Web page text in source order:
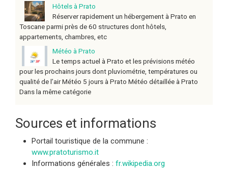
Hôtels à Prato
Réserver rapidement un hébergement à Prato en
Toscane parmi près de 60 structures dont hôtels,
appartements, chambres, etc
Météo à Prato
Le temps actuel à Prato et les prévisions météo
pour les prochains jours dont pluviométrie, températures ou
qualité de l’air Météo 5 jours à Prato Météo détaillée à Prato
Dans la même catégorie
Sources et informations
Portail touristique de la commune :
www.pratoturismo.it
Informations générales : fr.wikipedia.org